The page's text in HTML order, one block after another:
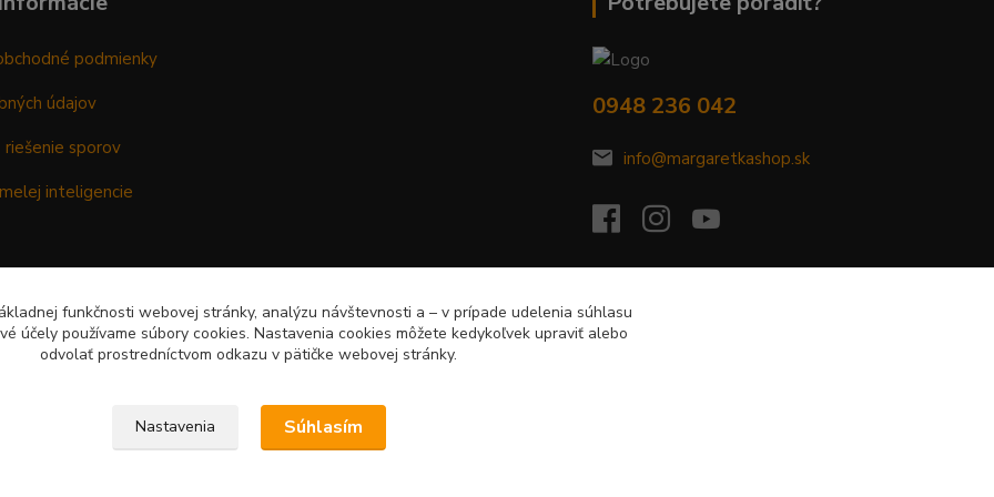
podmienky
údajov
sporov
inteligencie
0948 236 042
info@margaretkashop.sk
funkčnosti webovej stránky, analýzu návštevnosti a – v prípade udelenia súhlasu
účely používame súbory cookies. Nastavenia cookies môžete kedykoľvek upraviť alebo
odvolať prostredníctvom odkazu v pätičke webovej stránky.
Nastavenia Súhlasím